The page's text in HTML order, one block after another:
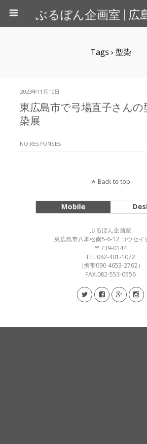
Tags › 型染
2023年11月10日
東広島市で弓場直子さんの
染展
NO RESPONSES
Back to top
Mobile
ぶるぼん企画室
東広島市八本松南5-6-12 コウセイ
〒739-0144
TEL.082-401-1072
（携帯090-4653-2762）
FAX.082-553-0556